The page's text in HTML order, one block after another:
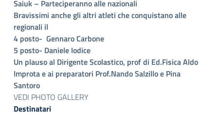
Saiuk – Parteciperanno alle nazionali
Bravissimi anche gli altri atleti che conquistano alle
regionali il
4 posto- Gennaro Carbone
5 posto- Daniele Iodice
Un plauso al Dirigente Scolastico, prof di Ed.Fisica Aldo
Improta e ai preparatori Prof.Nando Salzillo e Pina
Santoro
VEDI PHOTO GALLERY
Destinatari